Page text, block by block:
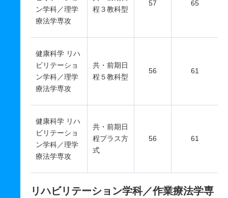
ン学科／理学
療法学専攻
程３教科型
57 65
健康科学 リハ
ビリテーショ
ン学科／理学
療法学専攻
共・前期日
程５教科型
56 61
健康科学 リハ
ビリテーショ
ン学科／理学
療法学専攻
共・前期日
程プラス方
式
56 61
リハビリテーション学科／作業療法学専